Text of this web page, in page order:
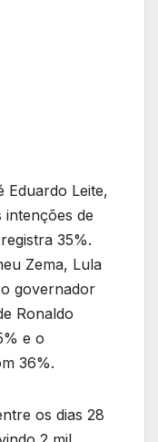
Eduardo Leite,
de
35%.
Zema, Lula
governador
Ronaldo
e o
36%.
os dias 28